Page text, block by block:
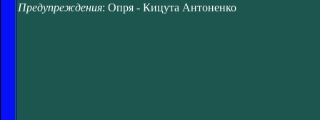
Предупреждения: Опря - Кицута Антоненко